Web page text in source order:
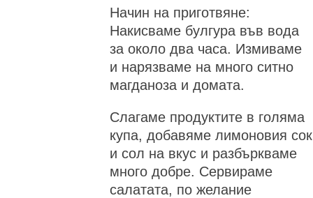
Начин на приготвяне:
Накисваме булгура във вода
за около два часа. Измиваме
и нарязваме на много ситно
магданоза и домата.
Слагаме продуктите в голяма
купа, добавяме лимоновия сок
и сол на вкус и разбъркваме
много добре. Сервираме
салатата, по желание